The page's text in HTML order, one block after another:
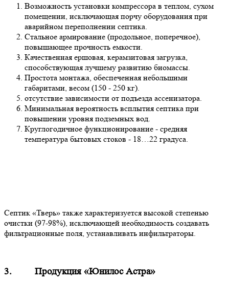
Возможность установки компрессора в теплом, сухом
помещении, исключающая порчу оборудования при
аварийном переполнении септика.
Стальное армирование (продольное, поперечное),
повышающее прочность емкости.
Качественная ершовая, керамзитовая загрузка,
способствующая лучшему развитию биомассы.
Простота монтажа, обеспеченная небольшими
габаритами, весом (150 - 250 кг).
отсутствие зависимости от подъезда ассенизатора.
Минимальная вероятность всплытия септика при
повышении уровня подземных вод.
Круглогодичное функционирование - средняя
температура бытовых стоков - 18…22 градуса.
Септик «Тверь» также характеризуется высокой степенью
очистки (97-98%), исключающей необходимость создавать
фильтрационные поля, устанавливать инфильтраторы.
3. Продукция «Юнилос Астра»